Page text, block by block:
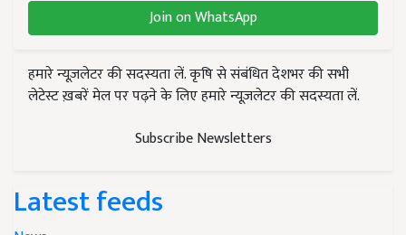
Join on WhatsApp
हमारे न्यूज़लेटर की सदस्यता लें. कृषि से संबंधित देशभर की सभी
लेटेस्ट ख़बरें मेल पर पढ़ने के लिए हमारे न्यूज़लेटर की सदस्यता लें.
Subscribe Newsletters
Latest feeds